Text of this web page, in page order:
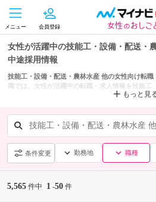
メニュー 会員登録
女性が活躍中の技能工・設備・配送・
中途採用情報
技能工・設備・配送・農林水産 他の女性向け転
職では、女性が活躍中の転職・求人情報を技能
設・設備管理・警備・清掃、配送・運送・倉庫な
もっと見
技能工・設備・配送・農林水産 他
条件変更 勤務地 職種
5,565 件中 1 -50 件